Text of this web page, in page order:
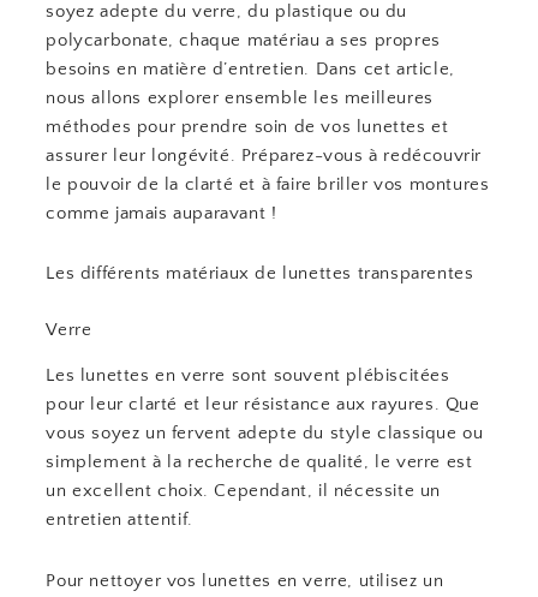
soyez adepte du verre, du plastique ou du
polycarbonate, chaque matériau a ses propres
besoins en matière d’entretien. Dans cet article,
nous allons explorer ensemble les meilleures
méthodes pour prendre soin de vos lunettes et
assurer leur longévité. Préparez-vous à redécouvrir
le pouvoir de la clarté et à faire briller vos montures
comme jamais auparavant !
Les différents matériaux de lunettes transparentes
Verre
Les lunettes en verre sont souvent plébiscitées
pour leur clarté et leur résistance aux rayures. Que
vous soyez un fervent adepte du style classique ou
simplement à la recherche de qualité, le verre est
un excellent choix. Cependant, il nécessite un
entretien attentif.
Pour nettoyer vos lunettes en verre, utilisez un